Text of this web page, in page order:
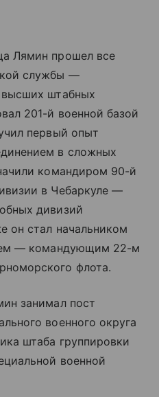
Лямин прошел все
службы —
штабных
201-й военной базой
первый опыт
в сложных
командиром 90-й
в Чебаркуле —
дивизий
он стал начальником
— командующим 22-м
флота.
занимал пост
военного округа
штаба группировки
военной